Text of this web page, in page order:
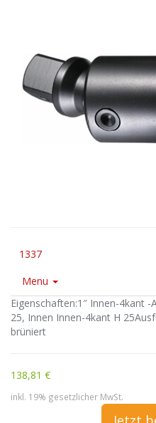
1337
Menu
Eigenschaften:1″ Innen-4kant
25, Innen Innen-4kant H
brüniert
138,81 €
inkl. 19% gesetzlicher MwSt.